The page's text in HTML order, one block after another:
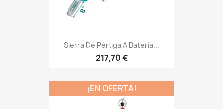
Sierra De Pértiga A Batería...
217,70 €
¡EN OFERTA!